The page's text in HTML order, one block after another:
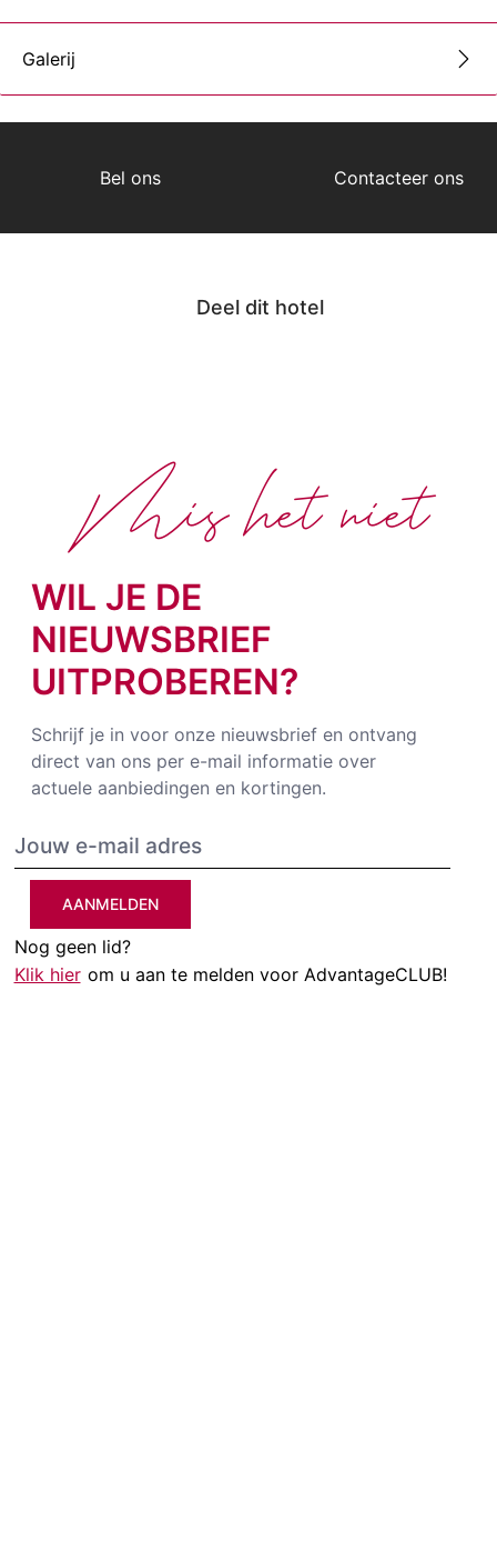
Galerij
Bel ons Contacteer ons
Deel dit hotel
WIL JE DE
NIEUWSBRIEF
UITPROBEREN?
Schrijf je in voor onze nieuwsbrief en ontvang
direct van ons per e-mail informatie over
actuele aanbiedingen en kortingen.
AANMELDEN
Nog geen lid?
Klik hier om u aan te melden voor AdvantageCLUB!
Mis het niet